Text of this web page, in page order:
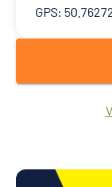
GPS: